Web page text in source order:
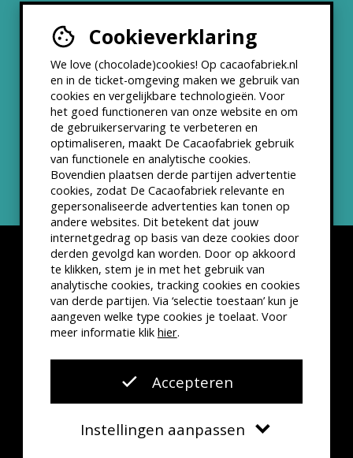
Cookieverklaring
We love (chocolade)cookies! Op cacaofabriek.nl
en in de ticket-omgeving maken we gebruik van
cookies en vergelijkbare technologieën. Voor
het goed functioneren van onze website en om
de gebruikerservaring te verbeteren en
optimaliseren, maakt De Cacaofabriek gebruik
van functionele en analytische cookies.
Bovendien plaatsen derde partijen advertentie
cookies, zodat De Cacaofabriek relevante en
gepersonaliseerde advertenties kan tonen op
andere websites. Dit betekent dat jouw
internetgedrag op basis van deze cookies door
derden gevolgd kan worden. Door op akkoord
te klikken, stem je in met het gebruik van
analytische cookies, tracking cookies en cookies
van derde partijen. Via ‘selectie toestaan’ kun je
aangeven welke type cookies je toelaat. Voor
meer informatie klik hier.
Accepteren
Instellingen aanpassen
Werken bij
Partners & Samenwerkingen
ANBI status
Nieuwsbrief
Disclaimer Privacyverklaring
Kleine lettertjes
VSCD Bezoekersvoorwaarden
Website doorThe Cre8ion.Lab